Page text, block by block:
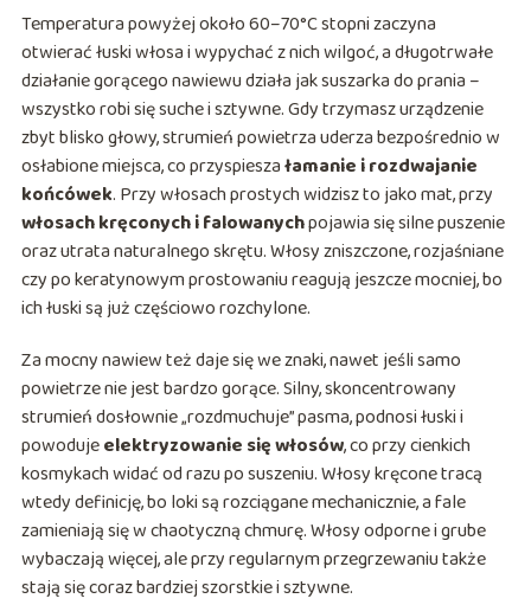
Temperatura powyżej około 60–70°C stopni zaczyna
otwierać łuski włosa i wypychać z nich wilgoć, a długotrwałe
działanie gorącego nawiewu działa jak suszarka do prania –
wszystko robi się suche i sztywne. Gdy trzymasz urządzenie
zbyt blisko głowy, strumień powietrza uderza bezpośrednio w
osłabione miejsca, co przyspieszałamanie i rozdwajanie
końcówek. Przy włosach prostych widzisz to jako mat, przy
włosach kręconych i falowanychpojawia się silne puszenie
oraz utrata naturalnego skrętu. Włosy zniszczone, rozjaśniane
czy po keratynowym prostowaniu reagują jeszcze mocniej, bo
ich łuski są już częściowo rozchylone.
Za mocny nawiew też daje się we znaki, nawet jeśli samo
powietrze nie jest bardzo gorące. Silny, skoncentrowany
strumień dosłownie „rozdmuchuje” pasma, podnosi łuski i
powodujeelektryzowanie się włosów, co przy cienkich
kosmykach widać od razu po suszeniu. Włosy kręcone tracą
wtedy definicję, bo loki są rozciągane mechanicznie, a fale
zamieniają się w chaotyczną chmurę. Włosy odporne i grube
wybaczają więcej, ale przy regularnym przegrzewaniu także
stają się coraz bardziej szorstkie i sztywne.